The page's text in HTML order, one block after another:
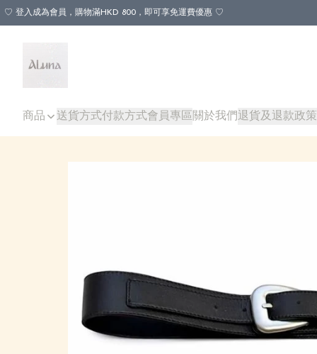
♡ 登入成為會員，購物滿HKD 800，即可享免運費優惠 ♡
商品 送貨方式付款方式會員專區 關於我們退貨及退款政策